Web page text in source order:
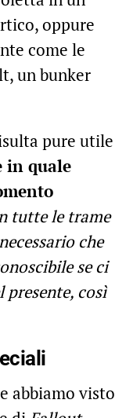
oppure
come le
un bunker
pure utile
in quale
tutte le trame
che
se ci
presente, così
abbiamo visto